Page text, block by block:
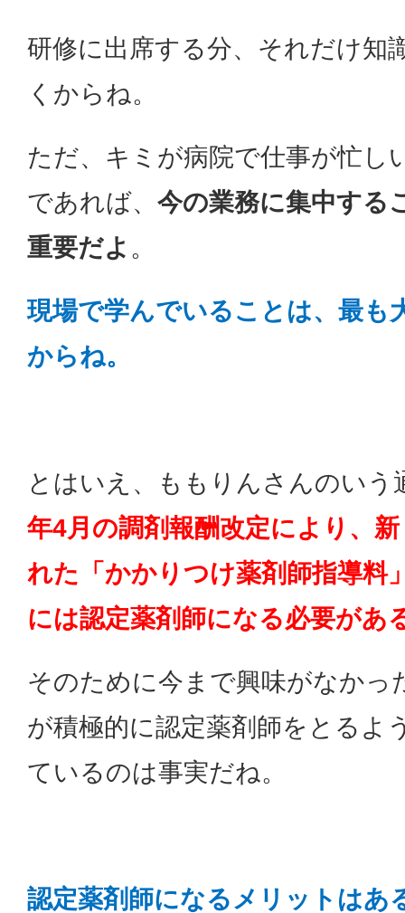
研修に出席する分、それだけ知
くからね。
ただ、キミが病院で仕事が忙し
であれば、 今の業務に集中する
重要だよ 。
現場で学んでいることは、最も
からね。
とはいえ、ももりんさんのいう
年4月の調剤報酬改定により、
れた「かかりつけ薬剤師指導料
には認定薬剤師になる必要があ
そのために今まで興味がなかっ
が積極的に認定薬剤師をとるよ
ているのは事実だね。
認定薬剤師になるメリットはあ